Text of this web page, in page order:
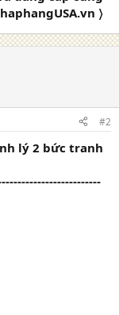
〉
#2
lý 2 bức tranh